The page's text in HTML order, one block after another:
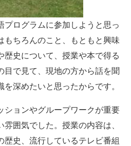
プログラムに参加しようと思っ
もちろんのこと、もともと興味
歴史について、授業や本で得る
目で見て、現地の方から話を聞
深めたいと思ったからです。
ョンやグループワークが重要
囲気でした。授業の内容は、
歴史、流行しているテレビ番組